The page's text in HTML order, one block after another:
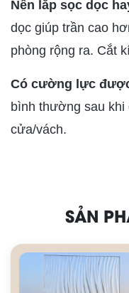
Nên lắp sọc dọc
dọc giúp trần cao
phòng rộng ra. Cắt
Có cường lực
bình thường sau khi
cửa/vách.
SẢN